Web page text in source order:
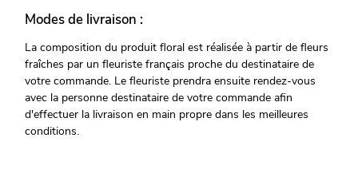
Modes de livraison :
La composition du produit floral est réalisée à partir de fleurs
fraîches par un fleuriste français proche du destinataire de
votre commande. Le fleuriste prendra ensuite rendez-vous
avec la personne destinataire de votre commande afin
d'effectuer la livraison en main propre dans les meilleures
conditions.